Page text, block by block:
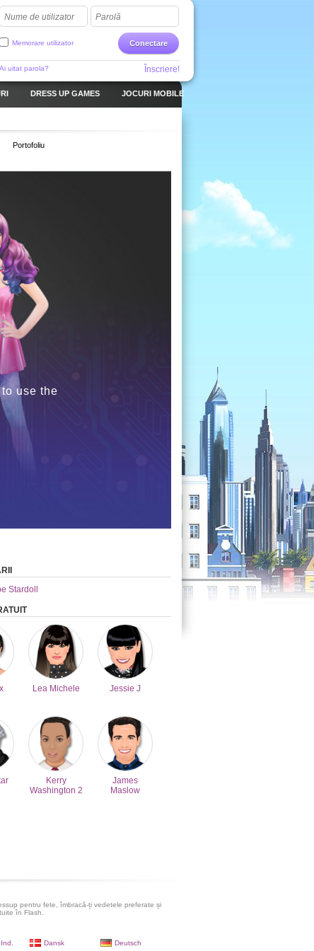
Nume de utilizator Parolă
Conectare
Memorare utilizator
Ai uitat parola? Înscriere!
DRESS UP GAMES JOCURI MOBILE
Portofoliu
use the
Stardoll
Lea Michele Jessie J
Kerry
Washington 2
James
Maslow
pentru fete, îmbracă-ți vedetele preferate și
în Flash.
Dansk
Deutsch